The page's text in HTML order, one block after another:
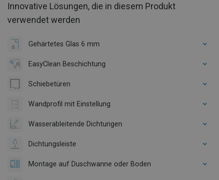
Innovative Lösungen, die in diesem Produkt
verwendet werden
Gehärtetes Glas 6 mm
EasyClean Beschichtung
Schiebetüren
Wandprofil mit Einstellung
Wasserableitende Dichtungen
Dichtungsleiste
Montage auf Duschwanne oder Boden